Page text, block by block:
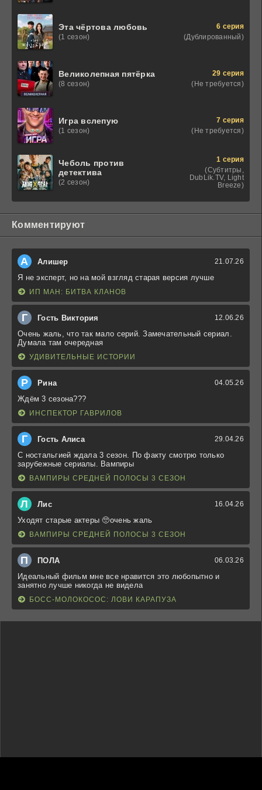
Эта чёртова любовь
(1 сезон)
6 серия
(Дублированный)
Великолепная пятёрка
(8 сезон)
29 серия
(Не требуется)
Игра вслепую
(1 сезон)
7 серия
(Не требуется)
Чеболь против
детектива
(2 сезон)
1 серия
(Субтитры,
DubLik.TV, Light
Breeze)
Комментируют
А Алишер 21.07.26
Я не эксперт, но на мой взгляд старая версия лучше
ИП МАН: БИТВА КЛАНОВ
Г Гость Виктория 12.06.26
Очень жаль, что так мало серий. Замечательный сериал.
Думала там очередная
УДИВИТЕЛЬНЫЕ ИСТОРИИ
Р Рина 04.05.26
Ждём 3 сезона???
ИНСПЕКТОР ГАВРИЛОВ
Г Гость Алиса 29.04.26
С ностальгией ждала 3 сезон. По факту смотрю только
зарубежные сериалы. Вампиры
ВАМПИРЫ СРЕДНЕЙ ПОЛОСЫ 3 СЕЗОН
Л Лис 16.04.26
Уходят старые актеры 🥺очень жаль
ВАМПИРЫ СРЕДНЕЙ ПОЛОСЫ 3 СЕЗОН
П ПОЛА 06.03.26
Идеальный фильм мне все нравится это любопытно и
занятно лучше никогда не видела
БОСС-МОЛОКОСОС: ЛОВИ КАРАПУЗА